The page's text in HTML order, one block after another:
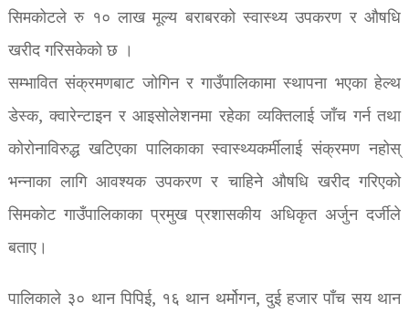
सिमकोटले रु १० लाख मूल्य बराबरको स्वास्थ्य उपकरण र औषधि
खरीद गरिसकेको छ ।
सम्भावित संक्रमणबाट जोगिन र गाउँपालिकामा स्थापना भएका हेल्थ
डेस्क, क्वारेन्टाइन र आइसोलेशनमा रहेका व्यक्तिलाई जाँच गर्न तथा
कोरोनाविरुद्ध खटिएका पालिकाका स्वास्थ्यकर्मीलाई संक्रमण नहोस्
भन्नाका लागि आवश्यक उपकरण र चाहिने औषधि खरीद गरिएको
सिमकोट गाउँपालिकाका प्रमुख प्रशासकीय अधिकृत अर्जुन दर्जीले
बताए।
पालिकाले ३० थान पिपिई, १६ थान थर्मोगन, दुई हजार पाँच सय थान